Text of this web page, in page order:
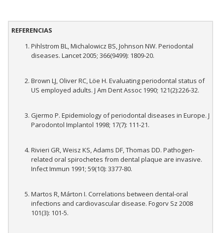
REFERENCIAS
Pihlstrom BL, Michalowicz BS, Johnson NW. Periodontal
diseases. Lancet 2005; 366(9499): 1809-20.
Brown LJ, Oliver RC, Löe H. Evaluating periodontal status of
US employed adults. J Am Dent Assoc 1990; 121(2):226-32.
Gjermo P. Epidemiology of periodontal diseases in Europe. J
Parodontol Implantol 1998; 17(7): 111-21.
Rivieri GR, Weisz KS, Adams DF, Thomas DD. Pathogen-
related oral spirochetes from dental plaque are invasive.
Infect Immun 1991; 59(10): 3377-80.
Martos R, Márton I. Correlations between dental-oral
infections and cardiovascular disease. Fogorv Sz 2008
101(3): 101-5.